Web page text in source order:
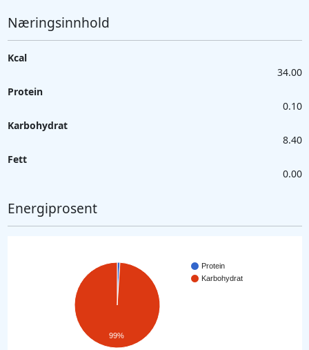
Næringsinnhold
Kcal
34.00
Protein
0.10
Karbohydrat
8.40
Fett
0.00
Energiprosent
Protein
Karbohydrat
99%